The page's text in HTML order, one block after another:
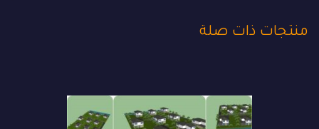
منتجات ذات صلة